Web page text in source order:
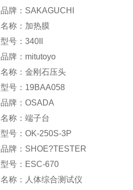
品牌：SAKAGUCHI
名称：加热膜
型号：340II
品牌：mitutoyo
名称：金刚石压头
型号：19BAA058
品牌：OSADA
名称：端子台
型号：OK-250S-3P
品牌：SHOE?TESTER
型号：ESC-670
名称：人体综合测试仪